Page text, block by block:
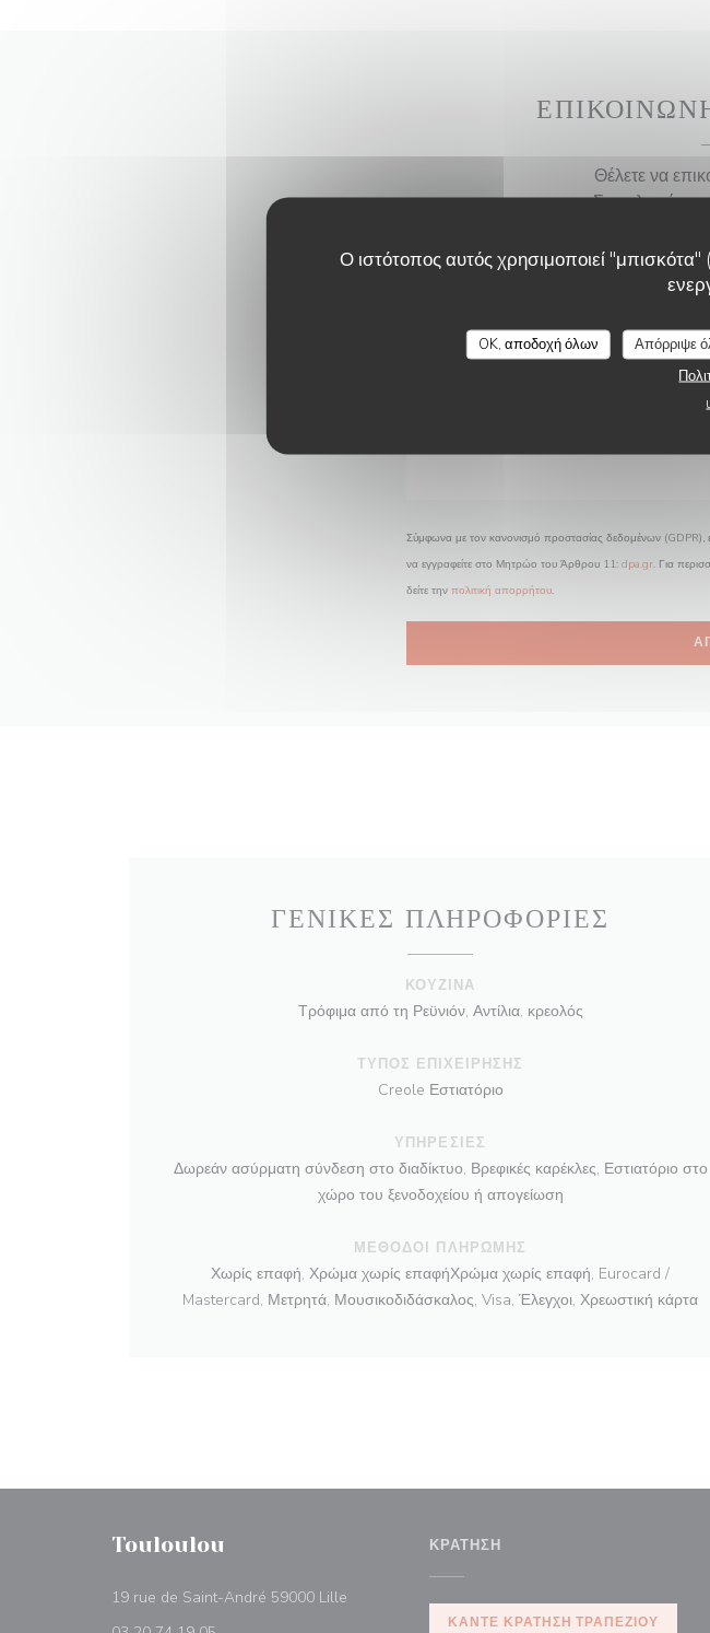
Ο ιστότοπος αυτός χρησιμοποιεί "μπισκότα"
OK, αποδοχή όλων Απόρριψε
Θέλετε να
Συμπληρώστε
Σύμφωνα με τον κανονισμό προστασίας δεδομένων (GDPR),
να εγγραφείτε στο Μητρώο του Άρθρου 11: dpa.gr. Για
δείτε την πολιτική απορρήτου.
ΓΕΝΙΚΈΣ ΠΛΗΡΟΦΟΡΊΕΣ
ΚΟΥΖΊΝΑ
Τρόφιμα από τη Ρεϋνιόν, Αντίλια, κρεολός
ΤΎΠΟΣ ΕΠΙΧΕΊΡΗΣΗΣ
Creole Εστιατόριο
ΥΠΗΡΕΣΊΕΣ
Δωρεάν ασύρματη σύνδεση στο διαδίκτυο, Βρεφικές καρέκλες, Εστιατόριο στο
χώρο του ξενοδοχείου ή απογείωση
ΜΈΘΟΔΟΙ ΠΛΗΡΩΜΉΣ
Χωρίς επαφή, Χρώμα χωρίς επαφήΧρώμα χωρίς επαφή, Eurocard /
Mastercard, Μετρητά, Μουσικοδιδάσκαλος, Visa, Έλεγχοι, Χρεωστική κάρτα
Touloulou
19 rue de Saint-André 59000 Lille
ΚΡΆΤΗΣΗ
ΚΆΝΤΕ ΚΡΆΤΗΣΗ ΤΡΑΠΕΖΙΟΎ